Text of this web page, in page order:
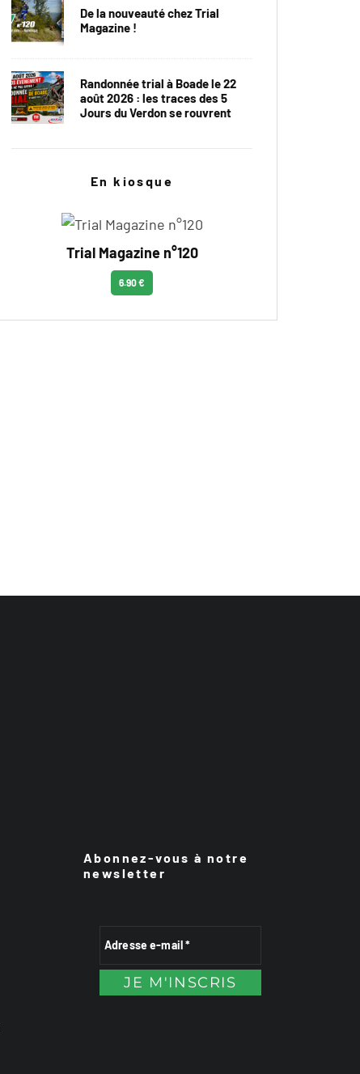
De la nouveauté chez Trial
Magazine !
Randonnée trial à Boade le 22
août 2026 : les traces des 5
Jours du Verdon se rouvrent
En kiosque
Trial Magazine n°120
6.90 €
Abonnez-vous à notre
newsletter